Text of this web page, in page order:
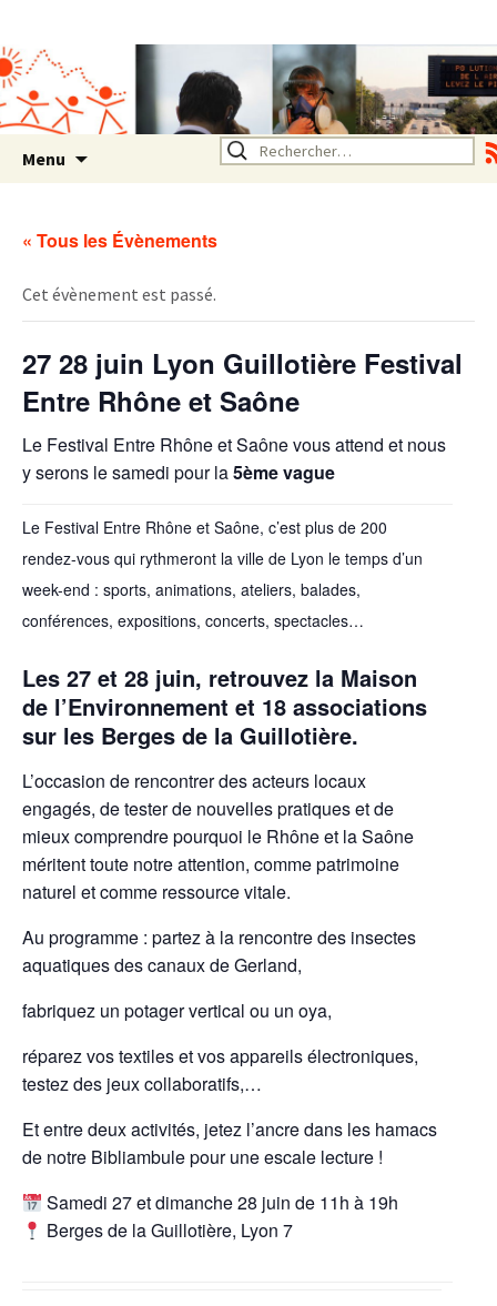
Rhône Alpes
Un environnement sain pour
la santé de tous
Menu Rechercher :
« Tous les Évènements
Cet évènement est passé.
27 28 juin Lyon Guillotière Festival
Entre Rhône et Saône
Le Festival Entre Rhône et Saône vous attend et nous
y serons le samedi pour la5ème vague
Le Festival Entre Rhône et Saône, c’est plus de 200
rendez-vous qui rythmeront la ville de Lyon le temps d’un
week-end : sports, animations, ateliers, balades,
conférences, expositions, concerts, spectacles…
Les 27 et 28 juin, retrouvez la Maison
de l’Environnement et 18 associations
sur les Berges de la Guillotière.
L’occasion de rencontrer des acteurs locaux
engagés, de tester de nouvelles pratiques et de
mieux comprendre pourquoi le Rhône et la Saône
méritent toute notre attention, comme patrimoine
naturel et comme ressource vitale.
Au programme : partez à la rencontre des insectes
aquatiques des canaux de Gerland,
fabriquez un potager vertical ou un oya,
réparez vos textiles et vos appareils électroniques,
testez des jeux collaboratifs,…
Et entre deux activités, jetez l’ancre dans les hamacs
de notre Bibliambule pour une escale lecture !
Samedi 27 et dimanche 28 juin de 11h à 19h
Berges de la Guillotière, Lyon 7